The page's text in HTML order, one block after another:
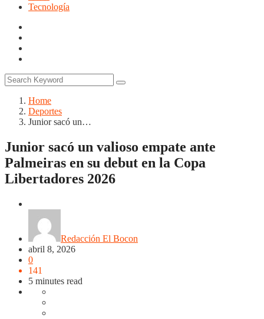
Tecnología
Home
Deportes
Junior sacó un…
Junior sacó un valioso empate ante
Palmeiras en su debut en la Copa
Libertadores 2026
Redacción El Bocon
abril 8, 2026
0
141
5 minutes read